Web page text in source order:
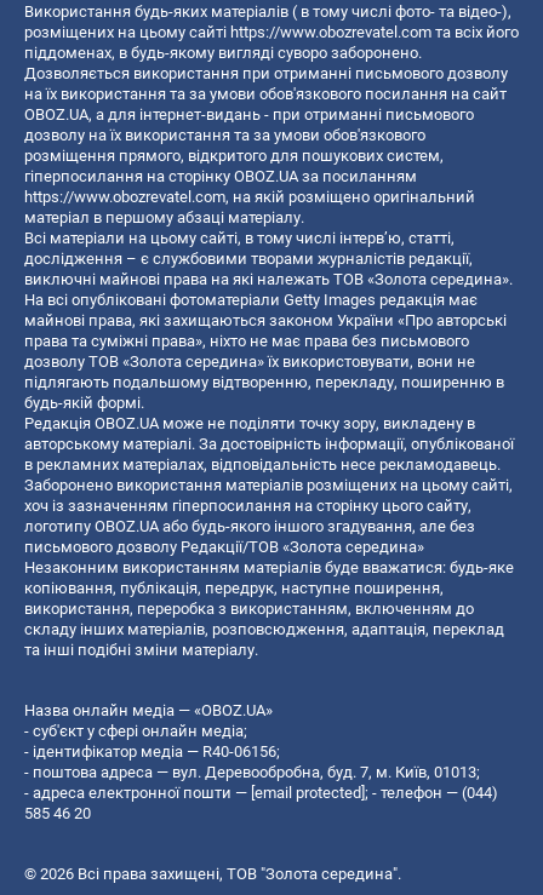
Використання будь-яких матеріалів ( в тому числі фото- та відео-),
розміщених на цьому сайті https://www.obozrevatel.com та всіх його
піддоменах, в будь-якому вигляді суворо заборонено.
Дозволяється використання при отриманні письмового дозволу
на їх використання та за умови обов'язкового посилання на сайт
OBOZ.UA, а для інтернет-видань - при отриманні письмового
дозволу на їх використання та за умови обов'язкового
розміщення прямого, відкритого для пошукових систем,
гіперпосилання на сторінку OBOZ.UA за посиланням
https://www.obozrevatel.com, на якій розміщено оригінальний
матеріал в першому абзаці матеріалу.
Всі матеріали на цьому сайті, в тому числі інтерв’ю, статті,
дослідження – є службовими творами журналістів редакції,
виключні майнові права на які належать ТОВ «Золота середина».
На всі опубліковані фотоматеріали Getty Images редакція має
майнові права, які захищаються законом України «Про авторські
права та суміжні права», ніхто не має права без письмового
дозволу ТОВ «Золота середина» їх використовувати, вони не
підлягають подальшому відтворенню, перекладу, поширенню в
будь-якій формі.
Редакція OBOZ.UA може не поділяти точку зору, викладену в
авторському матеріалі. За достовірність інформації, опублікованої
в рекламних матеріалах, відповідальність несе рекламодавець.
Заборонено використання матеріалів розміщених на цьому сайті,
хоч із зазначенням гіперпосилання на сторінку цього сайту,
логотипу OBOZ.UA або будь-якого іншого згадування, але без
письмового дозволу Редакції/ТОВ «Золота середина»
Незаконним використанням матеріалів буде вважатися: будь-яке
копiювання, публiкацiя, передрук, наступне поширення,
використання, переробка з використанням, включенням до
складу інших матеріалів, розповсюдження, адаптація, переклад
та інші подібні зміни матеріалу.
Назва онлайн медіа — «OBOZ.UA»
- суб'єкт у сфері онлайн медіа;
- ідентифікатор медіа — R40-06156;
- поштова адреса — вул. Деревообробна, буд. 7, м. Київ, 01013;
- адреса електронної пошти — [email protected]; - телефон — (044)
585 46 20
© 2026 Всі права захищені, ТОВ "Золота середина".